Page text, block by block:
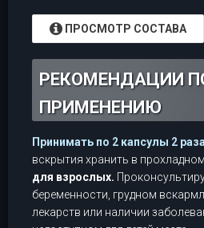
ПРОСМОТР СОСТАВА
РЕКОМЕНДАЦИИ
ПРИМЕНЕНИЮ
Принимать по 2 капсулы 2
вскрытия хранить в
для взрослых.
беременности, грудном
лекарств или наличии